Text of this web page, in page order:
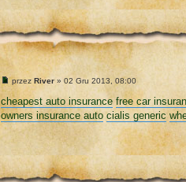
przezRiver » 02 Gru 2013, 08:00
cheapest auto insurance free car
owners insurance auto cialis generic